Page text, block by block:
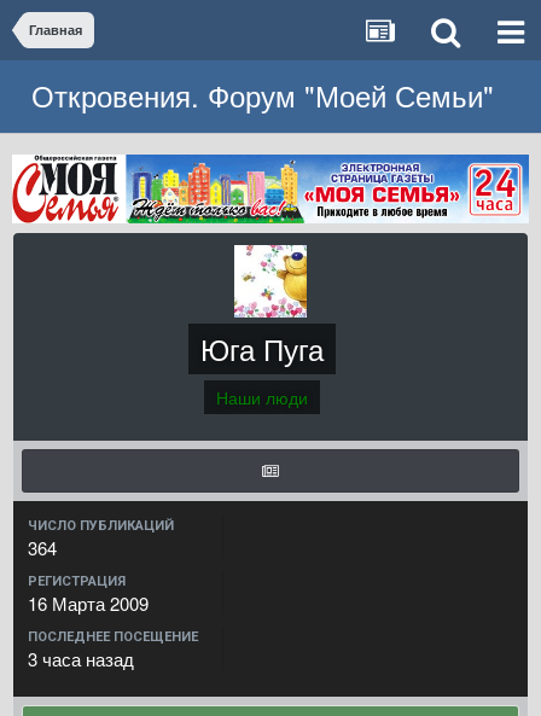
Главная
Откровения. Форум "Моей Семьи"
Юга Пуга
Наши люди
ЧИСЛО ПУБЛИКАЦИЙ
364
РЕГИСТРАЦИЯ
16 Марта 2009
ПОСЛЕДНЕЕ ПОСЕЩЕНИЕ
3 часа назад